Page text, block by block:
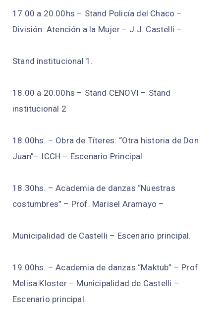
17.00 a 20.00hs – Stand Policía del Chaco –
División: Atención a la Mujer – J.J. Castelli –
Stand institucional 1.
18.00 a 20.00hs – Stand CENOVI – Stand
institucional 2
18.00hs. – Obra de Títeres: “Otra historia de Don
Juan”– ICCH – Escenario Principal
18.30hs. – Academia de danzas “Nuestras
costumbres” – Prof. Marisel Aramayo –
Municipalidad de Castelli – Escenario principal.
19.00hs. – Academia de danzas “Maktub” – Prof.
Melisa Kloster – Municipalidad de Castelli –
Escenario principal.